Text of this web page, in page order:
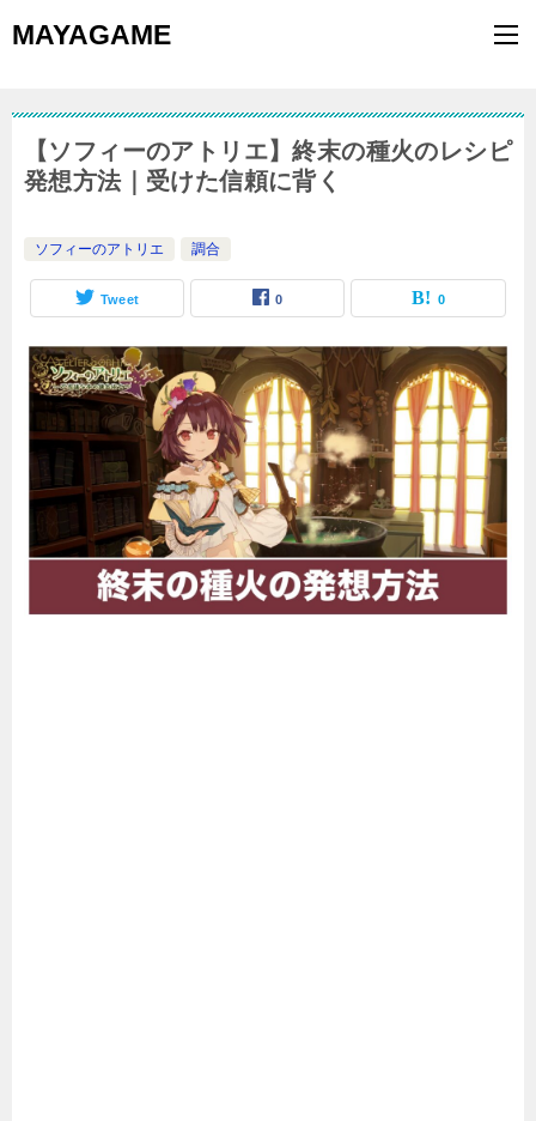
MAYAGAME
【ソフィーのアトリエ】終末の種火のレシピ
発想方法｜受けた信頼に背く
ソフィーのアトリエ 調合
Tweet 0 0